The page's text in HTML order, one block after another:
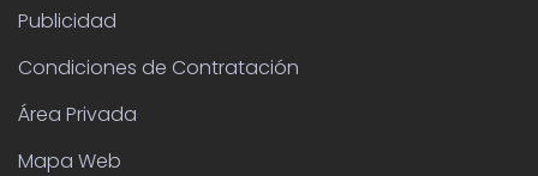
Publicidad
Condiciones de Contratación
Área Privada
Mapa Web